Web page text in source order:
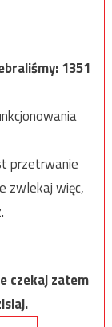
1351
przetrwanie
zwlekaj więc,
czekaj zatem